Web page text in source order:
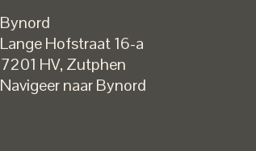
Bynord
Lange Hofstraat 16-a
7201 HV,Zutphen
Navigeer naar Bynord